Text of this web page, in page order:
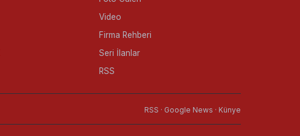
Video
Firma Rehberi
Seri İlanlar
RSS
RSS · Google News · Künye